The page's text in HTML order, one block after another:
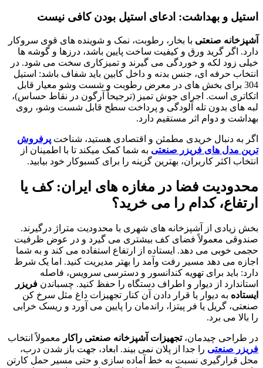
استیل و بهداشت: ادعای استیل بودن کافی نیست
آشپزخانه صنعتی با بخار، رطوبت، نمک و شوینده های قوی سروکار
دارد. اگر گرید ورق و کیفیت ساخت پایین باشد، درزها و گوشه ها
خیلی زود لکه و خوردگی می گیرند و تمیزکاری سخت می شود. در
انتخاب حرفه ای، جنس بدنه و داخل کابین باید شفاف باشد: استیل
304 برای بخش های در معرض رطوبت و شست وشو معیار قابل
اتکاتری است. اجرای جوش تمیز (ترجیحاً آرگون در نقاط حساس)،
لبه های بدون تله آلودگی و پرداخت سطح قابل شست وشو، روی
بهداشت و دوام اثر مستقیم دارد.
اگر به دنبال خریدی مطمئن و اقتصادی هستید، شناخت پرفروش
ترین مدل های فریزر صنعتی به شما کمک میکند تا با اطمینان از
انتخاب اکثر کاربران، بهترین گزینه را برای کسبوکار خود بیابید.
محدودیت فضا در مغازه های ایران: کف یا
ارتفاع، کدام را می خرید؟
بخش زیادی از آشپزخانه های شهری با محدودیت متراژ درگیرند.
صندوقی معمولاً فضای کف بیشتری می گیرد و در عوض ظرفیت
حجمی خوبی می دهد. ایستاده از ارتفاع استفاده می کند و به شما
اجازه می دهد مسیر رفت وآمد را بهتر مدیریت کنید. اما یک شرط
دارد: باید برای تهویه کندانسور و دسترسی سرویس، فاصله
استاندارد از دیوار و اطراف دستگاه را حفظ کنید. چسباندن فریزر
ایستاده به دیوار یا قرار دادن آن کنار تجهیزات داغ مثل سرخ کن
صنعتی، گریل یا فر پیتزا، راندمان را پایین می آورد و ریسک خرابی
را بالا می برد.
در طراحی چیدمان،تجهیزات آشپزخانه صنعتی راکار معمولاً انتخاب
فریزر صنعتی را جدا از پلان نمی بیند. ابعاد، جهت باز شدن درب،
محل قرارگیری نسبت به خط آماده سازی و حتی مسیر حمل کارتن